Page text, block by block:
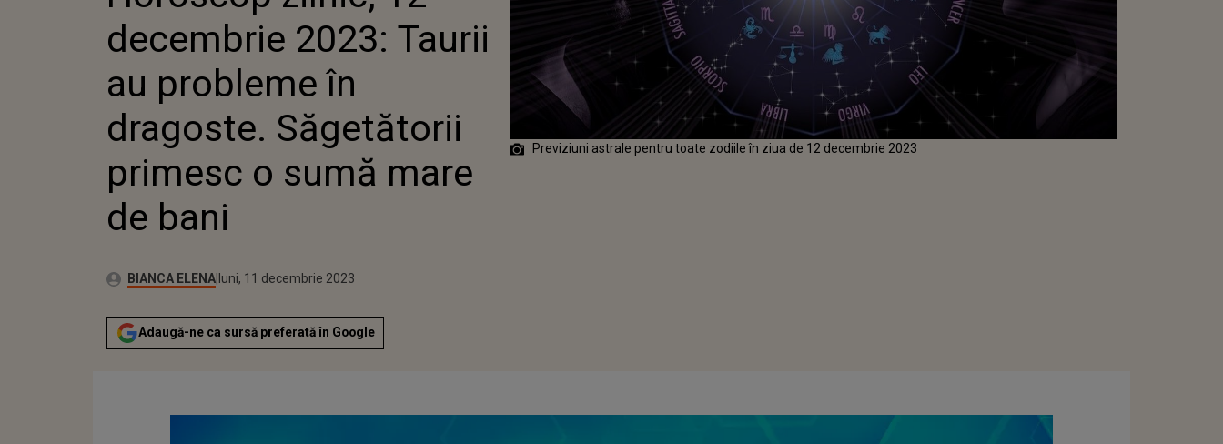
O SUMĂ MARE DE BANI
decembrie 2023: Taurii
au probleme în
dragoste. Săgetătorii
primesc o sumă mare
de bani
Autor:BIANCA ELENA Publicat:
luni, 11 decembrie 2023
Adaugă-ne ca sursă preferată în Google
Previziuni astrale pentru toate zodiile în ziua de 12 decembrie 2023